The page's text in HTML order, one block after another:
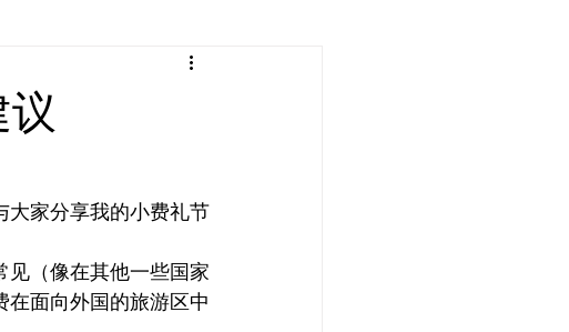
Ladyboys
大家分享我的小费礼节
见（像在其他一些国家
在面向外国的旅游区中